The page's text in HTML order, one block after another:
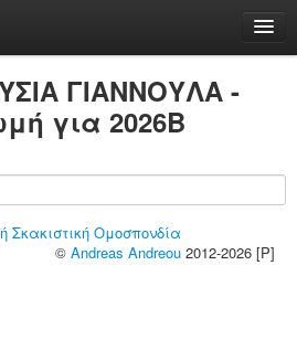
ΓΙΑΝΝΟΥΛΑ -
για 2026B
Σκακιστική Ομοσπονδία
© Andreas Andreou 2012-2026 [P]